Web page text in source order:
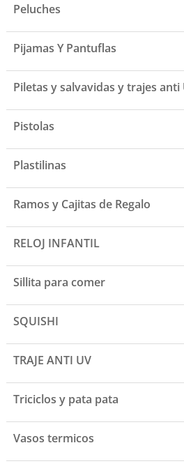
Peluches
Pijamas Y Pantuflas
Piletas y salvavidas y trajes anti
Pistolas
Plastilinas
Ramos y Cajitas de Regalo
RELOJ INFANTIL
Sillita para comer
SQUISHI
TRAJE ANTI UV
Triciclos y pata pata
Vasos termicos